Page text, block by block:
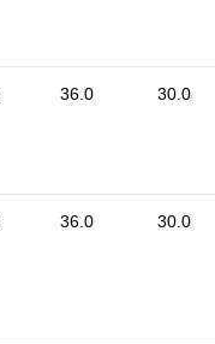
36.0 30.0
36.0 30.0